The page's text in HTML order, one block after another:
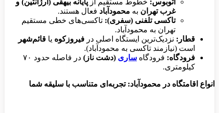
اتوبوس: خطوط مستقیم از پایانه بیهقی (آرژانتین) و
غرب تهران به محمودآباد فعال هستند.
تاکسی تلفنی (سفری): تاکسی‌های خطی مستقیم
تهران به محمودآباد.
قطار: نزدیک‌ترین ایستگاه اصلی در فیروزکوه یا قائم‌شهر
است (نیازمند تاکسی به محمودآباد).
فرودگاه: فرودگاه ساری (دشت ناز)
در فاصله حدود ۷۰
کیلومتری.
انواع اقامتگاه در محمودآباد: تجربه‌ای متناسب با سلیقه شما